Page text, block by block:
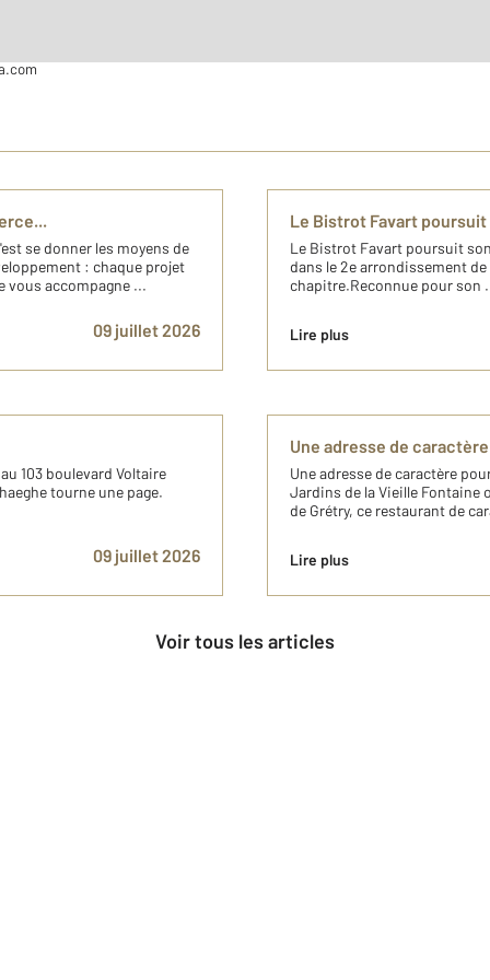
pour tous projets d'achats ou de ventes. N'hésitez pas à prendre contact
se donner les moyens de
: chaque projet
vous accompagne ...
09 juillet 2026
Le Bistrot Favart
Le Bistrot Favart poursuit
dans le 2e arrondissement
chapitre.Reconnue pour son
Lire plus
103 boulevard Voltaire
tourne une page.
09 juillet 2026
Une adresse de
Une adresse de caractère
Jardins de la Vieille Fontaine
de Grétry, ce restaurant de
Lire plus
Voir tous les articles